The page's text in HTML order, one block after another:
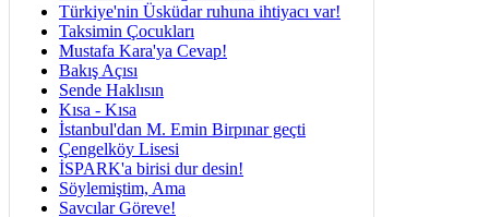
Türkiye'nin Üsküdar ruhuna ihtiyacı var!
Taksimin Çocukları
Mustafa Kara'ya Cevap!
Bakış Açısı
Sende Haklısın
Kısa - Kısa
İstanbul'dan M. Emin Birpınar geçti
Çengelköy Lisesi
İSPARK'a birisi dur desin!
Söylemiştim, Ama
Savcılar Göreve!